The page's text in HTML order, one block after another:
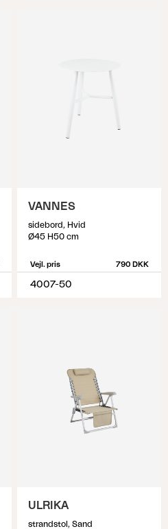
VANNES
sidebord, Hvid
Ø45 H50 cm
Vejl. pris 790 DKK
4007-50
ULRIKA
strandstol, Sand